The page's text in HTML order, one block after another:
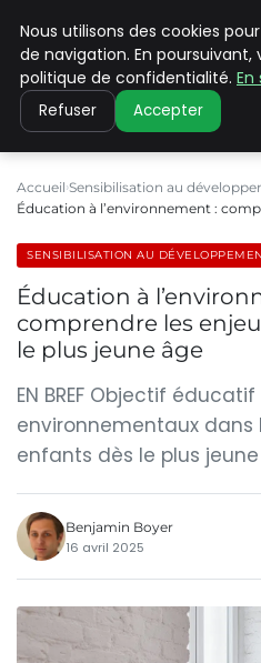
CLIMATE C
Accueil Sensibilisation au
Éducation à l’environnement :
SENSIBILISATION AU
Éducation à
comprendre les
le plus jeune âge
EN BREF Objectif
environnementaux dans
enfants dès le plus
Benjamin Boyer
16 avril 2025
Nous utilisons des cookies
de navigation. En
politique de confidentialité. En
Refuser Accepter